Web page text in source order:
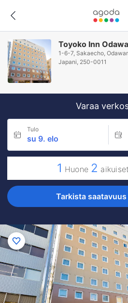
Toyoko Inn
1-6-7, Sakaecho,
Japani, 250-0011
Varaa
Tulo
su 9. elo
1 Huone 2 aikuiset
Tarkista